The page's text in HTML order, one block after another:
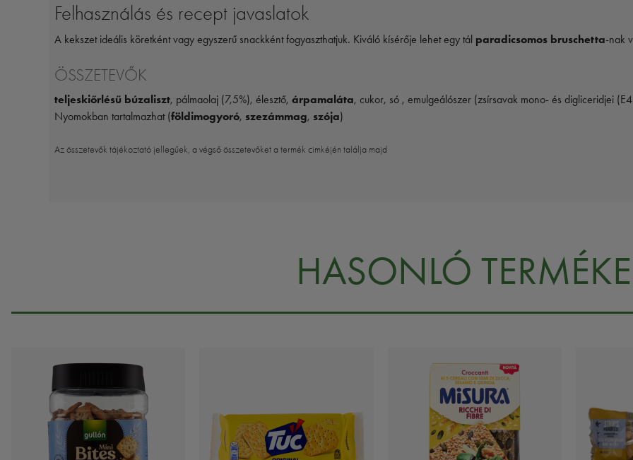
Felhasználás és recept javaslatok
A kekszet ideális köretként vagy egyszerű snackként fogyaszthatjuk. Kiváló kísérője lehet egy tál paradicsomos bruschetta-nak
ÖSSZETEVŐK
teljeskiőrlésű búzaliszt, pálmaolaj (7,5%), élesztő, árpamaláta, cukor, só , emulgeálószer (zsírsavak mono- és digliceridjei
Nyomokban tartalmazhat (földimogyoró, szezámmag, szója)
Az összetevők tájékoztató jellegűek, a végső összetevőket a termék cimkéjén találja majd
HASONLÓ